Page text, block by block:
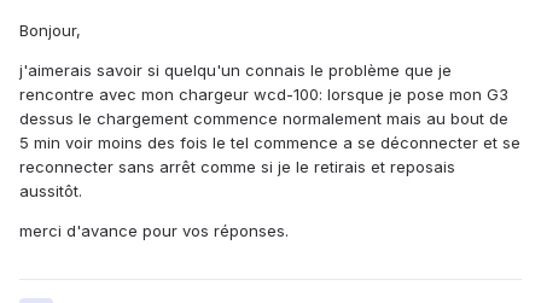
Bonjour,
j'aimerais savoir si quelqu'un connais le problème que je
rencontre avec mon chargeur wcd-100: lorsque je pose mon G3
dessus le chargement commence normalement mais au bout de
5 min voir moins des fois le tel commence a se déconnecter et se
reconnecter sans arrêt comme si je le retirais et reposais
aussitôt.
merci d'avance pour vos réponses.